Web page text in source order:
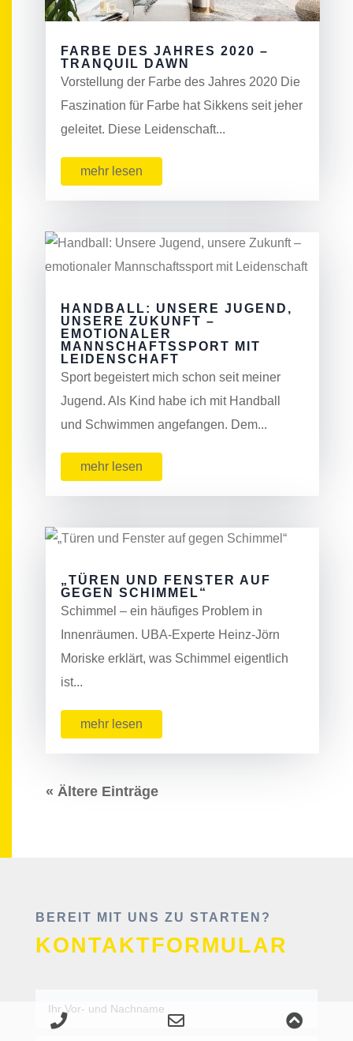
FARBE DES JAHRES 2020 –
TRANQUIL DAWN
Vorstellung der Farbe des Jahres 2020 Die
Faszination für Farbe hat Sikkens seit jeher
geleitet. Diese Leidenschaft...
mehr lesen
HANDBALL: UNSERE JUGEND,
UNSERE ZUKUNFT –
EMOTIONALER
MANNSCHAFTSSPORT MIT
LEIDENSCHAFT
Sport begeistert mich schon seit meiner
Jugend. Als Kind habe ich mit Handball
und Schwimmen angefangen. Dem...
mehr lesen
„TÜREN UND FENSTER AUF
GEGEN SCHIMMEL“
Schimmel – ein häufiges Problem in
Innenräumen. UBA-Experte Heinz-Jörn
Moriske erklärt, was Schimmel eigentlich
ist...
mehr lesen
« Ältere Einträge
BEREIT MIT UNS ZU STARTEN?
KONTAKTFORMULAR